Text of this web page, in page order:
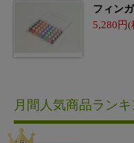
フィン
5,280
月間人気商品ラン